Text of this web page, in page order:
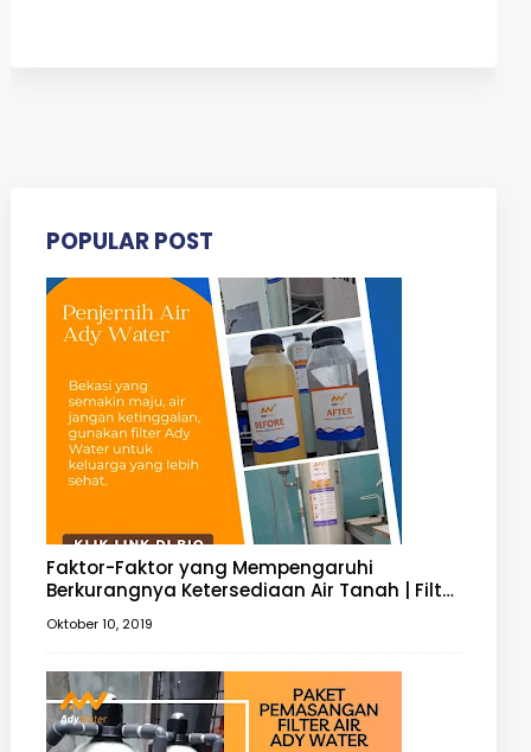
POPULAR POST
Faktor-Faktor yang Mempengaruhi
Berkurangnya Ketersediaan Air Tanah | Filter
Oktober 10, 2019